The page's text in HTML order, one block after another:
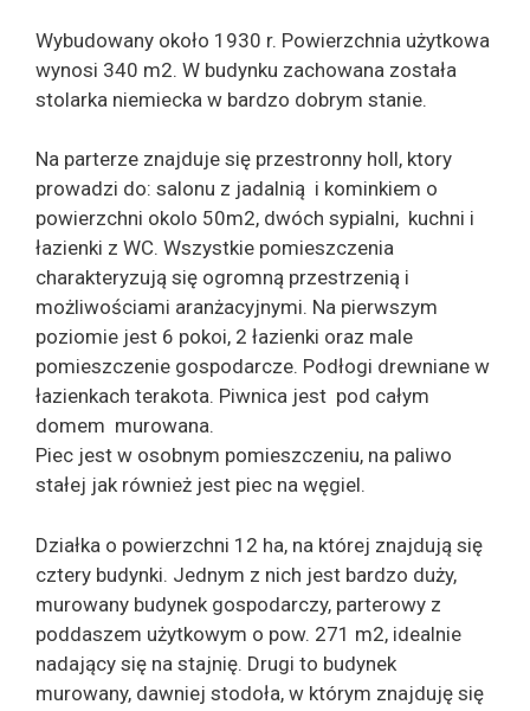
Wybudowany około 1930 r. Powierzchnia użytkowa
wynosi 340 m2. W budynku zachowana została
stolarka niemiecka w bardzo dobrym stanie.
Na parterze znajduje się przestronny holl, ktory
prowadzi do: salonu z jadalnią i kominkiem o
powierzchni okolo 50m2, dwóch sypialni, kuchni i
łazienki z WC. Wszystkie pomieszczenia
charakteryzują się ogromną przestrzenią i
możliwościami aranżacyjnymi. Na pierwszym
poziomie jest 6 pokoi, 2 łazienki oraz male
pomieszczenie gospodarcze. Podłogi drewniane w
łazienkach terakota. Piwnica jest pod całym
domem murowana.
Piec jest w osobnym pomieszczeniu, na paliwo
stałej jak również jest piec na węgiel.
Działka o powierzchni 12 ha, na której znajdują się
cztery budynki. Jednym z nich jest bardzo duży,
murowany budynek gospodarczy, parterowy z
poddaszem użytkowym o pow. 271 m2, idealnie
nadający się na stajnię. Drugi to budynek
murowany, dawniej stodoła, w którym znajduję się